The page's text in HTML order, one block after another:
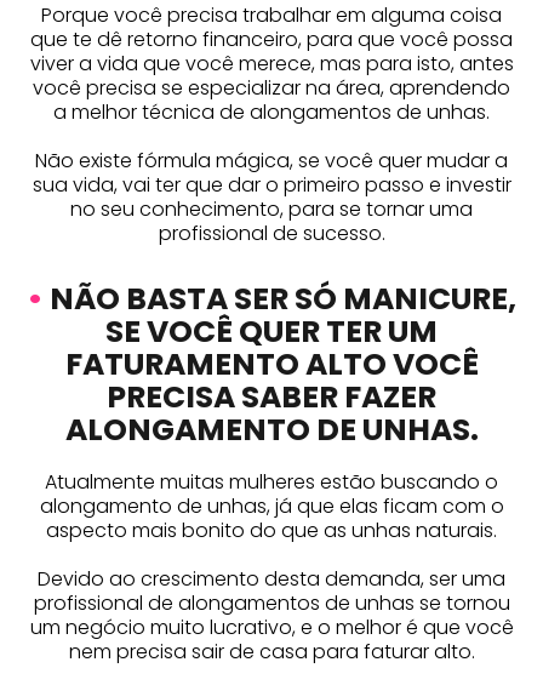
Porque você precisa trabalhar em alguma coisa
que te dê retorno financeiro, para que você possa
viver a vida que você merece, mas para isto, antes
você precisa se especializar na área, aprendendo
a melhor técnica de alongamentos de unhas.
Não existe fórmula mágica, se você quer mudar a
sua vida, vai ter que dar o primeiro passo e investir
no seu conhecimento, para se tornar uma
profissional de sucesso.
• NÃO BASTA SER SÓ MANICURE,
SE VOCÊ QUER TER UM
FATURAMENTO ALTO VOCÊ
PRECISA SABER FAZER
ALONGAMENTO DE UNHAS.
Atualmente muitas mulheres estão buscando o
alongamento de unhas, já que elas ficam com o
aspecto mais bonito do que as unhas naturais.
Devido ao crescimento desta demanda, ser uma
profissional de alongamentos de unhas se tornou
um negócio muito lucrativo, e o melhor é que você
nem precisa sair de casa para faturar alto.